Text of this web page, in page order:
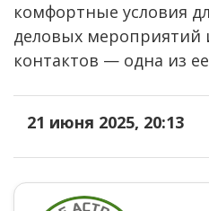
комфортные условия
деловых мероприятий
контактов — одна из
21 июня 2025, 20:13